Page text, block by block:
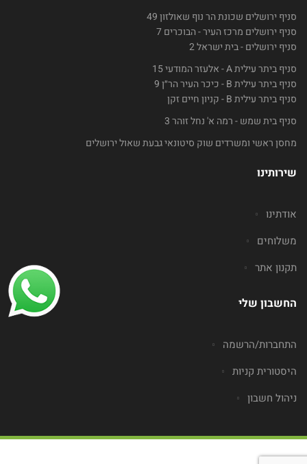
סניף ירושלים שכונת הר נוף שאולזון 49
סניף ירושלים מרכז העיר - הבוכרים 7
סניף ירושלים - בית ישראל 2
סניף ביתר עילית A - אלעזר המודעי 15
סניף ביתר עילית B - כיכר העיר הר״ן 9
סניף ביתר עילית B - קניון חיים זקן
סניף בית שמש - רמה א' נחל זוהר 3
מחסן ראשי ומשרדים שוק סיטונאי גבעת שאול ירושלים
שירותינו
אודתינו
משלוחים
תקנון אתר
החשבון שלי
התחברות/הרשמה
היסטורית קניות
ניהול חשבון